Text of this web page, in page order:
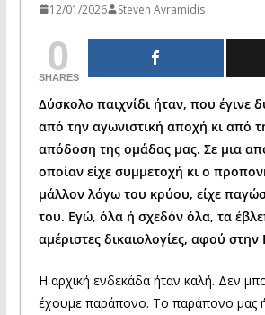
12/01/2026 Steven Avramidis
0
SHARES
Δύσκολο παιχνίδι ήταν, που έγινε
από την αγωνιστική αποχή κι από
απόδοση της ομάδας μας. Σε μια
οποίαν είχε συμμετοχή κι ο
μάλλον λόγω του κρύου, είχε
του. Εγώ, όλα ή σχεδόν όλα, τα
αμέριστες δικαιολογίες, αφού στην
Η αρχική ενδεκάδα ήταν καλή. Δεν
έχουμε παράπονο. Το παράπονο μας